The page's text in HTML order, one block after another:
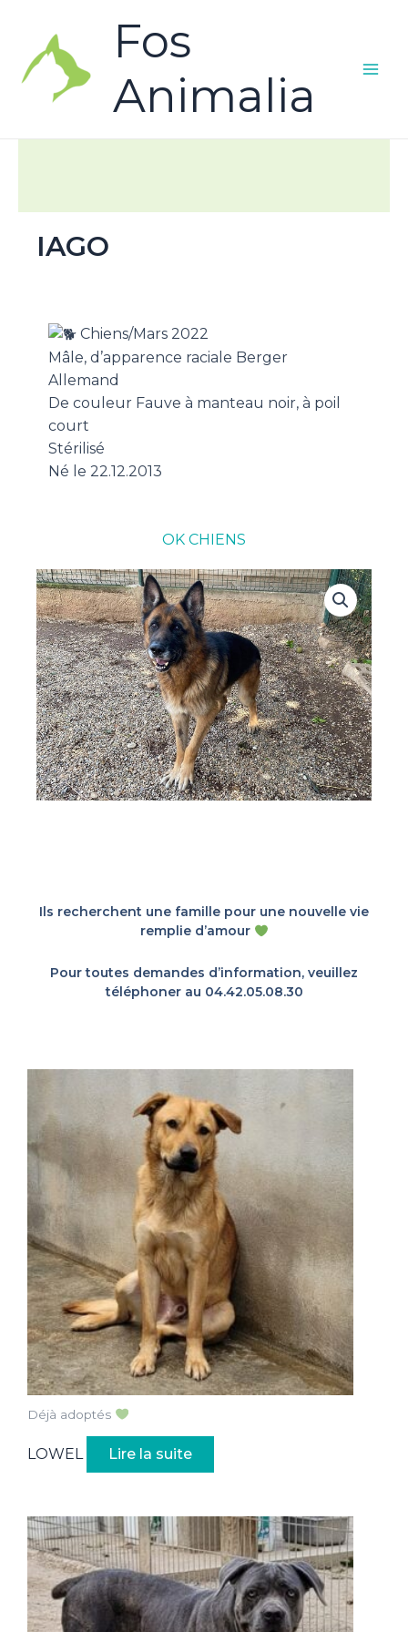
Fos
Animalia
IAGO
Chiens/Mars 2022
Mâle, d’apparence raciale Berger
Allemand
De couleur Fauve à manteau noir, à poil
court
Stérilisé
Né le 22.12.2013
OK CHIENS
Ils recherchent une famille pour une nouvelle vie
remplie d’amour
Pour toutes demandes d’information, veuillez
téléphoner au 04.42.05.08.30
Déjà adoptés
LOWEL Lire la suite